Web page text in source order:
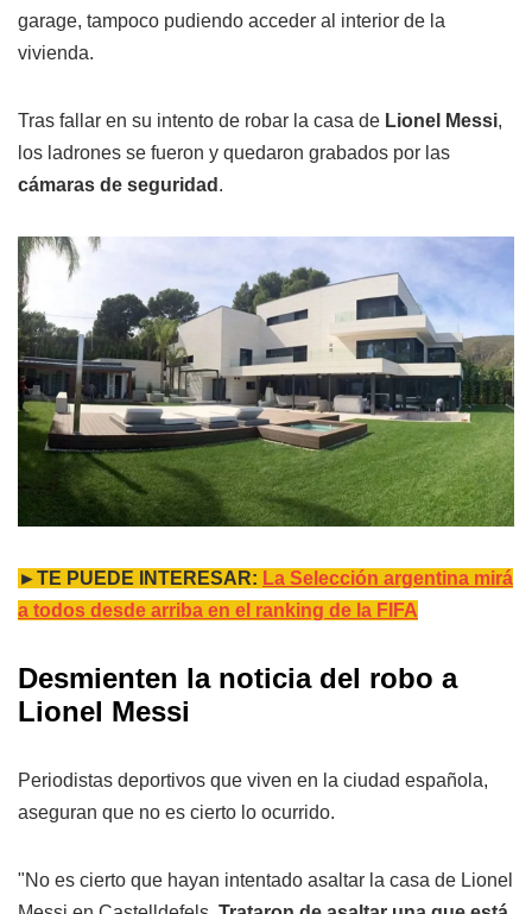
garage, tampoco pudiendo acceder al interior de la
vivienda.
Tras fallar en su intento de robar la casa de Lionel Messi,
los ladrones se fueron y quedaron grabados por las
cámaras de seguridad .
►TE PUEDE INTERESAR: La Selección argentina mirá
a todos desde arriba en el ranking de la FIFA
Desmienten la noticia del robo a
Lionel Messi
Periodistas deportivos que viven en la ciudad española,
aseguran que no es cierto lo ocurrido.
"No es cierto que hayan intentado asaltar la casa de Lionel